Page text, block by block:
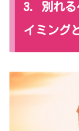
3. 別れる
イミング